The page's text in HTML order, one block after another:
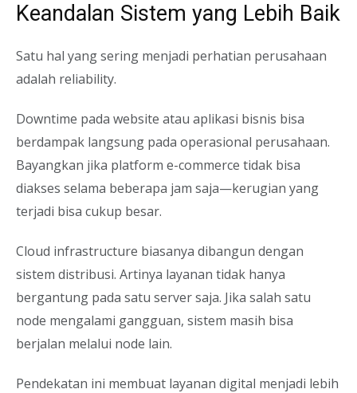
Keandalan Sistem yang Lebih Baik
Satu hal yang sering menjadi perhatian perusahaan
adalah reliability.
Downtime pada website atau aplikasi bisnis bisa
berdampak langsung pada operasional perusahaan.
Bayangkan jika platform e-commerce tidak bisa
diakses selama beberapa jam saja—kerugian yang
terjadi bisa cukup besar.
Cloud infrastructure biasanya dibangun dengan
sistem distribusi. Artinya layanan tidak hanya
bergantung pada satu server saja. Jika salah satu
node mengalami gangguan, sistem masih bisa
berjalan melalui node lain.
Pendekatan ini membuat layanan digital menjadi lebih